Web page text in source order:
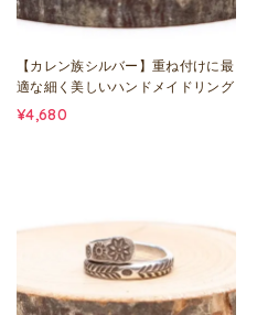
【カレン族シルバー】重ね付けに最
適な細く美しいハンドメイドリング
¥4,680